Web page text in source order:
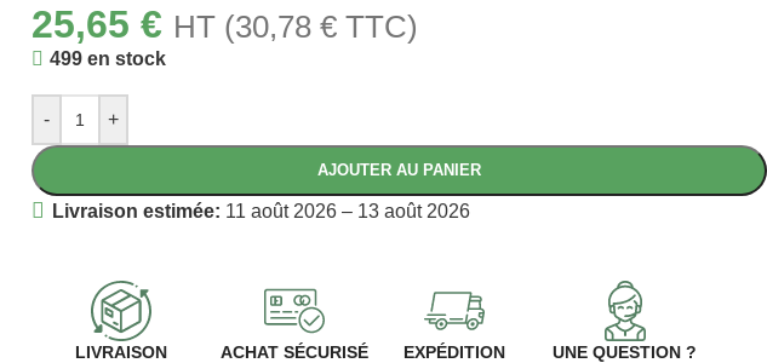
25,65€ HT (30,78€ TTC)
499 en stock
- +
AJOUTER AU PANIER
Livraison estimée: 11 août 2026 – 13 août 2026
LIVRAISON
ACHAT SÉCURISÉ
EXPÉDITION
UNE QUESTION ?